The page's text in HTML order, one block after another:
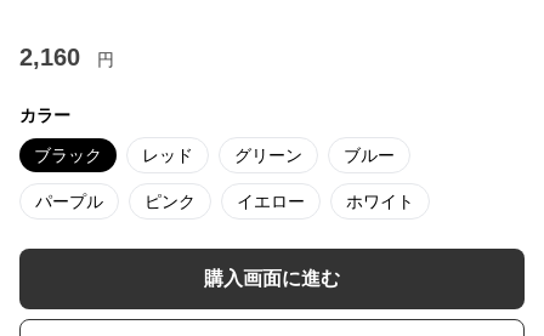
2,160 円
カラー
ブラック レッド グリーン ブルー
パープル ピンク イエロー ホワイト
購入画面に進む